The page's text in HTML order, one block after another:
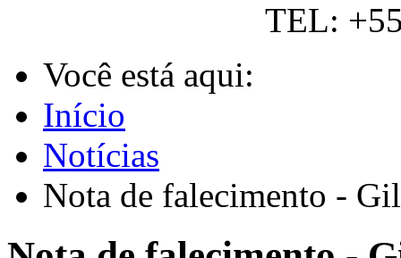
TEL:
Você está aqui:
Início
Notícias
Nota de falecimento -